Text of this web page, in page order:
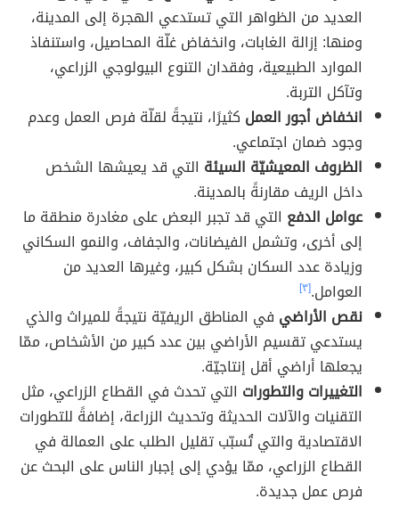
العديد من الظواهر التي تستدعي الهجرة إلى المدينة،
ومنها: إزالة الغابات، وانخفاض غلّة المحاصيل، واستنفاذ
الموارد الطبيعية، وفقدان التنوع البيولوجي الزراعي،
وتآكل التربة.
انخفاض أجور العمل كثيرًا، نتيجةً لقلّة فرص العمل وعدم
وجود ضمان اجتماعي.
الظروف المعيشيّة السيئة التي قد يعيشها الشخص
داخل الريف مقارنةً بالمدينة.
عوامل الدفع التي قد تجبر البعض على مغادرة منطقة ما
إلى أخرى، وتشمل الفيضانات، والجفاف، والنمو السكاني
وزيادة عدد السكان بشكل كبير، وغيرها العديد من
العوامل.[٣]
نقص الأراضي في المناطق الريفيّة نتيجةً للميراث والذي
يستدعي تقسيم الأراضي بين عدد كبير من الأشخاص، ممّا
يجعلها أراضي أقل إنتاجيّة.
التغييرات والتطورات التي تحدث في القطاع الزراعي، مثل
التقنيات والآلات الحديثة وتحديث الزراعة، إضافةً للتطورات
الاقتصادية والتي تُسبّب تقليل الطلب على العمالة في
القطاع الزراعي، ممّا يؤدي إلى إجبار الناس على البحث عن
فرص عمل جديدة.